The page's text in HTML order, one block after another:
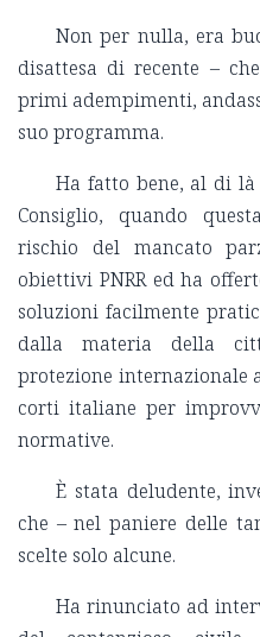
Non per nulla, era
disattesa di recente –
primi adempimenti,
suo programma.
Ha fatto bene, al di
Consiglio, quando
rischio del mancato
obiettivi PNRR ed ha
soluzioni facilmente
dalla materia della
protezione internazionale
corti italiane per
normative.
È stata deludente,
che – nel paniere delle
scelte solo alcune.
Ha rinunciato ad